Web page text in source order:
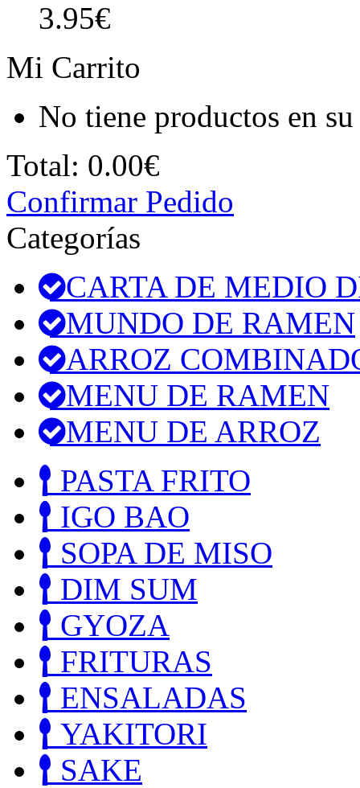
3.95€
Mi Carrito
No tiene productos en
Total: 0.00€
Confirmar Pedido
Categorías
CARTA DE MEDIO
MUNDO DE RAMEN
ARROZ
MENU DE RAMEN
MENU DE ARROZ
PASTA FRITO
IGO BAO
SOPA DE MISO
DIM SUM
GYOZA
FRITURAS
ENSALADAS
YAKITORI
SAKE